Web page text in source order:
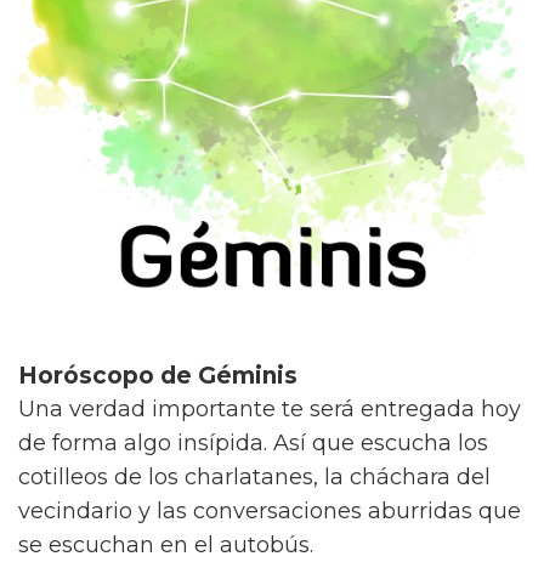
Horóscopo de Géminis
Una verdad importante te será entregada hoy
de forma algo insípida. Así que escucha los
cotilleos de los charlatanes, la cháchara del
vecindario y las conversaciones aburridas que
se escuchan en el autobús.